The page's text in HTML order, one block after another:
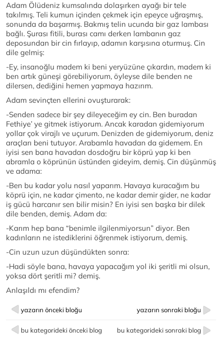
Adam Ölüdeniz kumsalında dolaşırken ayağı bir tele
takılmış. Teli kumun içinden çekmek için epeyce uğraşmış,
sonunda da başarmış. Bakmış telin ucunda bir gaz lambası
bağlı. Şurası fitili, burası camı derken lambanın gaz
deposundan bir cin fırlayıp, adamın karşısına oturmuş. Cin
dile gelmiş:
-Ey, insanoğlu madem ki beni yeryüzüne çıkardın, madem ki
ben artık güneşi görebiliyorum, öyleyse dile benden ne
dilersen, dediğini hemen yapmaya hazırım.
Adam sevinçten ellerini ovuşturarak:
-Senden sadece bir şey dileyeceğim ey cin. Ben buradan
Fethiye’ ye gitmek istiyorum. Ancak karadan gidemiyorum
yollar çok virajlı ve uçurum. Denizden de gidemiyorum, deniz
araçları beni tutuyor. Arabamla havadan da gidemem. En
iyisi sen bana havadan dosdoğru bir köprü yap ki ben
abramla o köprünün üstünden gideyim, demiş. Cin düşünmüş
ve adama:
-Ben bu kadar yolu nasıl yaparım. Havaya kuracağım bu
köprü için, ne kadar çimento, ne kadar demir gider, ne kadar
iş gücü harcanır sen bilir misin? En iyisi sen başka bir dilek
dile benden, demiş. Adam da:
-Karım hep bana “benimle ilgilenmiyorsun” diyor. Ben
kadınların ne istediklerini öğrenmek istiyorum, demiş.
-Cin uzun uzun düşündükten sonra:
-Hadi söyle bana, havaya yapacağım yol iki şeritli mi olsun,
yoksa dört şeritli mi? demiş.
Anlaşıldı mı efendim?
yazarın önceki bloğu yazarın sonraki bloğu
bu kategorideki önceki blog bu kategorideki sonraki blog